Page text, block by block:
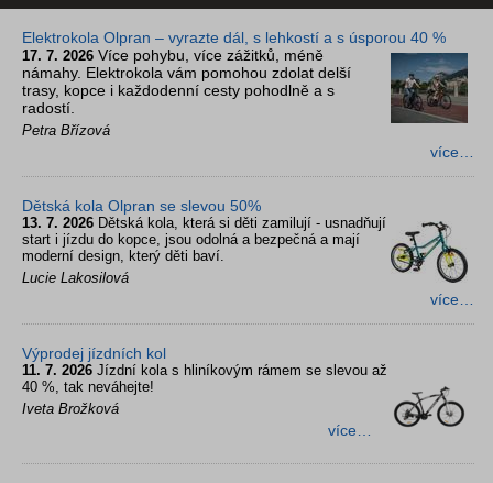
Elektrokola Olpran – vyrazte dál, s lehkostí a s úsporou 40 %
17. 7. 2026 Více pohybu, více zážitků, méně
námahy. Elektrokola vám pomohou zdolat delší
trasy, kopce i každodenní cesty pohodlně a s
radostí.
Petra Břízová
více…
Dětská kola Olpran se slevou 50%
13. 7. 2026 Dětská kola, která si děti zamilují - usnadňují
start i jízdu do kopce, jsou odolná a bezpečná a mají
moderní design, který děti baví.
Lucie Lakosilová
více…
Výprodej jízdních kol
11. 7. 2026 Jízdní kola s hliníkovým rámem se slevou až
40 %, tak neváhejte!
Iveta Brožková
více…